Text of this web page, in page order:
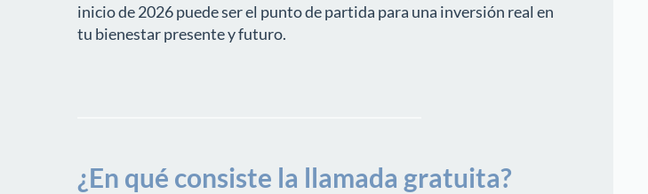
inicio de 2026 puede ser el punto de partida para una inversión real en
tu bienestar presente y futuro.
¿En qué consiste la llamada gratuita?